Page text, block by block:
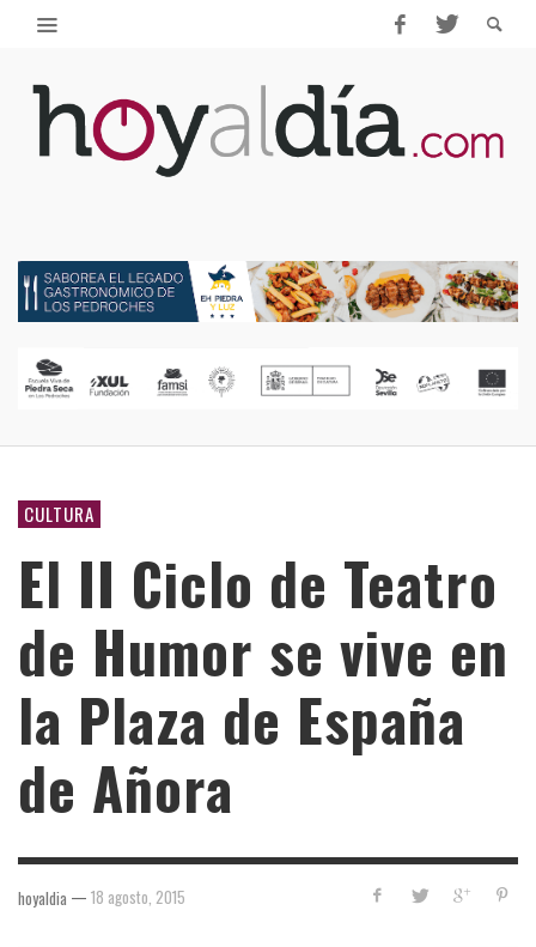
CULTURA
El II Ciclo de Teatro
de Humor se vive en
la Plaza de España
de Añora
hoyaldia — 18 agosto, 2015